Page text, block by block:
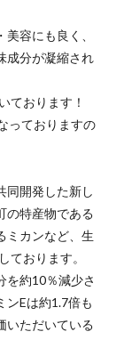
容にも良く、
成分が凝縮され
ております！
っておりますの
同開発した新し
の特産物である
ミカンなど、生
ております。
を約10％減少さ
ンEは約1.7倍も
いただいている